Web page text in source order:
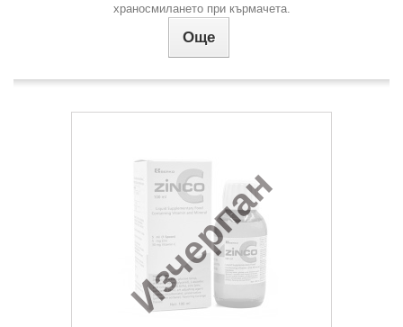
храносмилането при кърмачета.
Още
Изчерпан